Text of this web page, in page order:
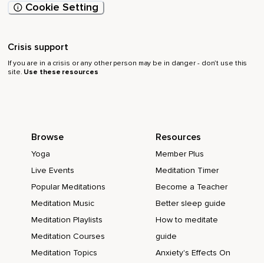
Cookie Setting
Crisis support
If you are in a crisis or any other person may be in danger - don’t use this
site. Use these resources
Browse
Yoga
Live Events
Popular Meditations
Meditation Music
Meditation Playlists
Meditation Courses
Meditation Topics
Resources
Member Plus
Meditation Timer
Become a Teacher
Better sleep guide
How to meditate
guide
Anxiety's Effects On